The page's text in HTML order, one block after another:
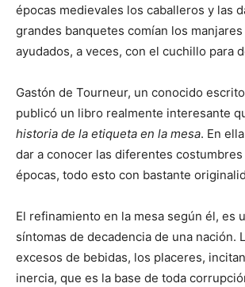
épocas medievales los caballeros y las
grandes banquetes comían los
ayudados, a veces, con el cuchillo para
Gastón de Tourneur, un conocido
publicó un libro realmente interesante
historia de la etiqueta en la mesa. En
dar a conocer las diferentes
épocas, todo esto con bastante
El refinamiento en la mesa según él, es
síntomas de decadencia de una nación.
excesos de bebidas, los placeres,
inercia, que es la base de toda